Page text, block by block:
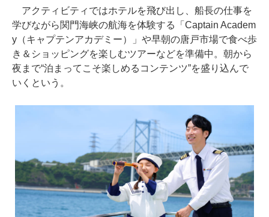
アクティビティではホテルを飛び出し、船長の仕事を
学びながら関門海峡の航海を体験する「Captain Academ
y（キャプテンアカデミー）」や早朝の唐戸市場で食べ歩
き＆ショッピングを楽しむツアーなどを準備中。朝から
夜まで“泊まってこそ楽しめるコンテンツ”を盛り込んで
いくという。